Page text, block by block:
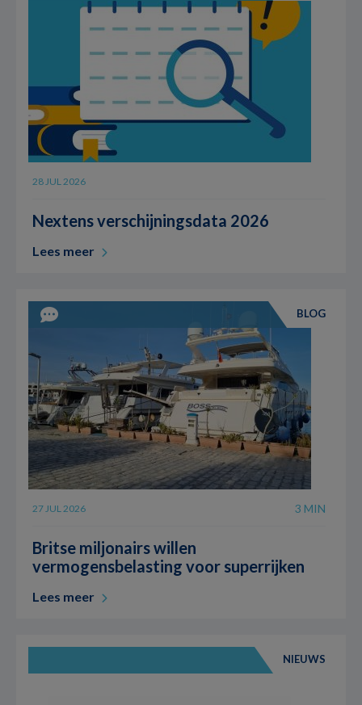
28 JUL 2026
Nextens verschijningsdata 2026
Lees meer
BLOG
27 JUL 2026 3 MIN
Britse miljonairs willen
vermogensbelasting voor superrijken
Lees meer
NIEUWS